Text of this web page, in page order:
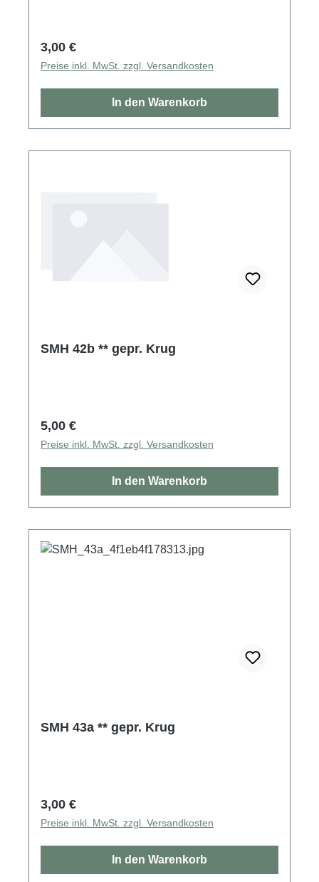
Regulärer Preis:
3,00 €
Preise inkl. MwSt. zzgl. Versandkosten
In den Warenkorb
SMH 42b ** gepr. Krug
Regulärer Preis:
5,00 €
Preise inkl. MwSt. zzgl. Versandkosten
In den Warenkorb
SMH 43a ** gepr. Krug
Regulärer Preis:
3,00 €
Preise inkl. MwSt. zzgl. Versandkosten
In den Warenkorb